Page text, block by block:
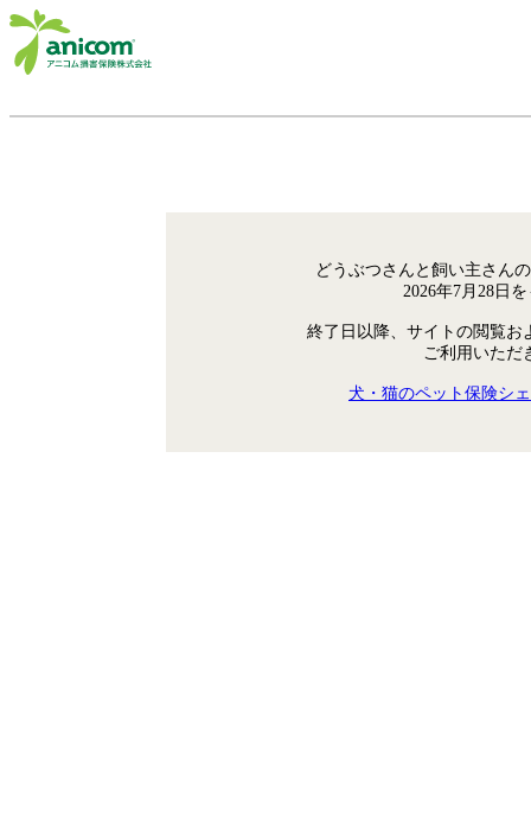
どうぶつさんと飼い主さん
2026年7月28日
終了日以降、サイトの閲覧お
ご利用いただ
犬・猫のペット保険シ